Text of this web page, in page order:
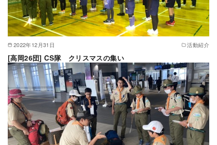
2022年12月31日 活動紹介
[高岡26団] CS隊 クリスマスの集い